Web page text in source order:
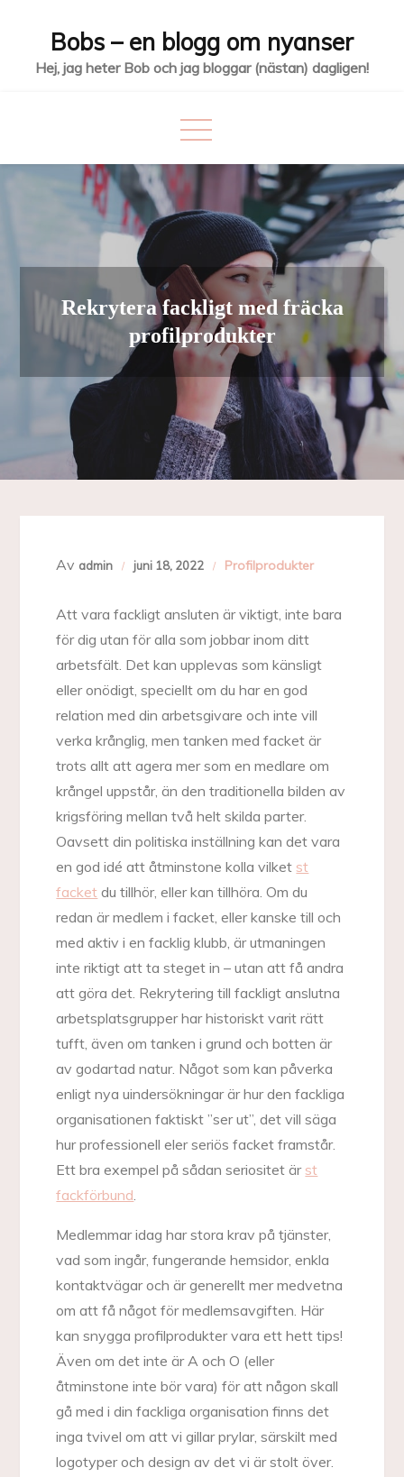
innehåll
Bobs – en blogg om nyanser
Hej, jag heter Bob och jag bloggar (nästan) dagligen!
Rekrytera fackligt med fräcka
profilprodukter
Av admin juni 18, 2022 Profilprodukter
Att vara fackligt ansluten är viktigt, inte bara
för dig utan för alla som jobbar inom ditt
arbetsfält. Det kan upplevas som känsligt
eller onödigt, speciellt om du har en god
relation med din arbetsgivare och inte vill
verka krånglig, men tanken med facket är
trots allt att agera mer som en medlare om
krångel uppstår, än den traditionella bilden av
krigsföring mellan två helt skilda parter.
Oavsett din politiska inställning kan det vara
en god idé att åtminstone kolla vilketst
facket du tillhör, eller kan tillhöra. Om du
redan är medlem i facket, eller kanske till och
med aktiv i en facklig klubb, är utmaningen
inte riktigt att ta steget in – utan att få andra
att göra det. Rekrytering till fackligt anslutna
arbetsplatsgrupper har historiskt varit rätt
tufft, även om tanken i grund och botten är
av godartad natur. Något som kan påverka
enligt nya uindersökningar är hur den fackliga
organisationen faktiskt ”ser ut”, det vill säga
hur professionell eler seriös facket framstår.
Ett bra exempel på sådan seriositet ärst
fackförbund.
Medlemmar idag har stora krav på tjänster,
vad som ingår, fungerande hemsidor, enkla
kontaktvägar och är generellt mer medvetna
om att få något för medlemsavgiften. Här
kan snygga profilprodukter vara ett hett tips!
Även om det inte är A och O (eller
åtminstone inte bör vara) för att någon skall
gå med i din fackliga organisation finns det
inga tvivel om att vi gillar prylar, särskilt med
logotyper och design av det vi är stolt över.